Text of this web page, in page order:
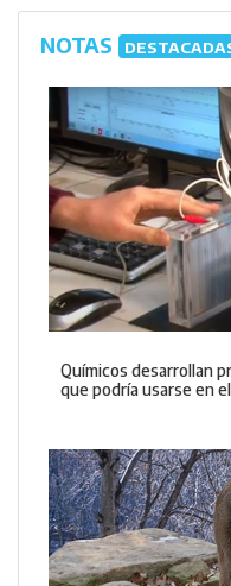
NOTAS
Químicos desarrollan
que podría usarse en